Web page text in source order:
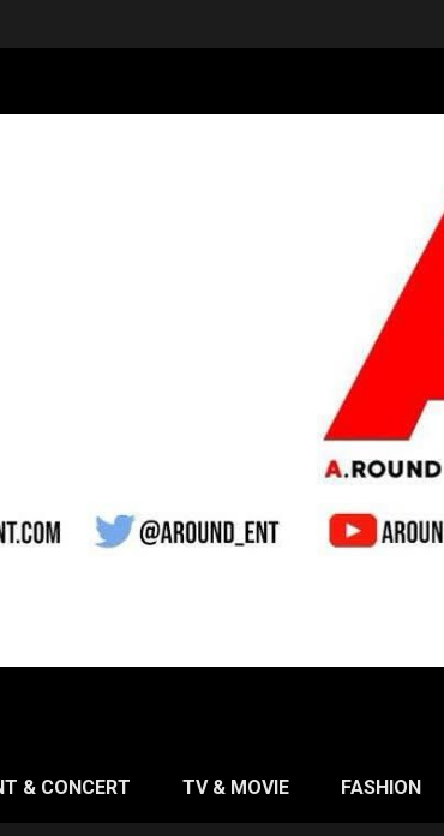
& CONCERT TV & MOVIE FASHION